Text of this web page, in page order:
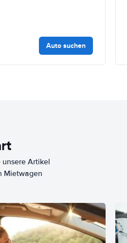
Auto suchen
unsere Artikel
Mietwagen